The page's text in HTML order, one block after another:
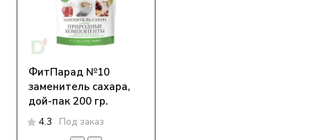
ФитПарад №10
заменитель сахара,
дой-пак 200 гр.
4.3 Под заказ